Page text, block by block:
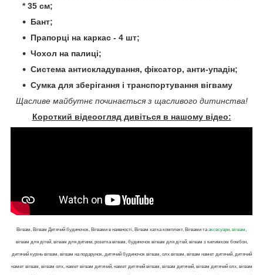
* 35 см;
Бант;
Прапорці на каркас - 4 шт;
Чохол на палиці;
Система антискладування, фіксатор, анти-упадін;
Сумка для зберігання і транспортування вігваму
Щасливе майбутнє починається з щасливого дитинства!
Короткий відеоогляд дивіться в нашому відео:
Вігвам, Вігвам Дитячий будиночок, Вігвами в наявності, Вігвам хатка комплект, Вігвами та аксесуари, вігвам
вігвам для дітей, вігвам для дитини, розетка вігвам, будиночок вігвам для дітей, вігвам з килимком бомбон,
дитячий курінь вігвам, вігвам на подарунок, дитячий будиночок вігвам, олх вігвам, вігвам намет дитячий, дитячий
намет вігвам, вігвам олх, намет вігвам дитячий, намет дитячий вігвам, вігвам дитячий, вігвам дитячий олх, вігвам